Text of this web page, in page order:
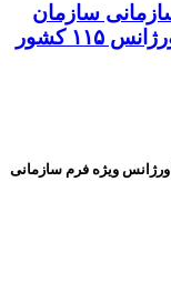
سازمان
اورژانس ویژه فرم سازمانی پرسنل اورژانس ۱۱۵ کشور
ویژه فرم سازمانی